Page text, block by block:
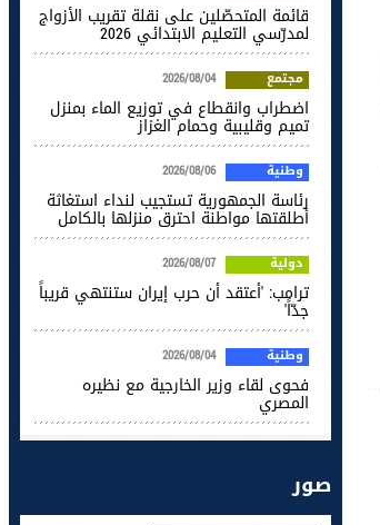
قائمة المتحصّلين على نقلة تقريب الأزواج
لمدرّسي التعليم الابتدائي 2026
مجتمع 2026/08/04
اضطراب وانقطاع في توزيع الماء بمنزل
تميم وقليبية وحمام الغزاز
وطنية 2026/08/06
رئاسة الجمهورية تستجيب لنداء استغاثة
أطلقتها مواطنة احترق منزلها بالكامل
دولية 2026/08/07
ترامب: 'أعتقد أن حرب إيران ستنتهي قريباً
جدّاً'
وطنية 2026/08/04
فحوى لقاء وزير الخارجية مع نظيره
المصري
صور